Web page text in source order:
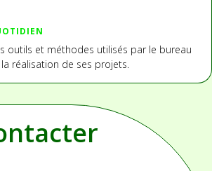
outils et méthodes utilisés par le bureau
réalisation de ses projets.